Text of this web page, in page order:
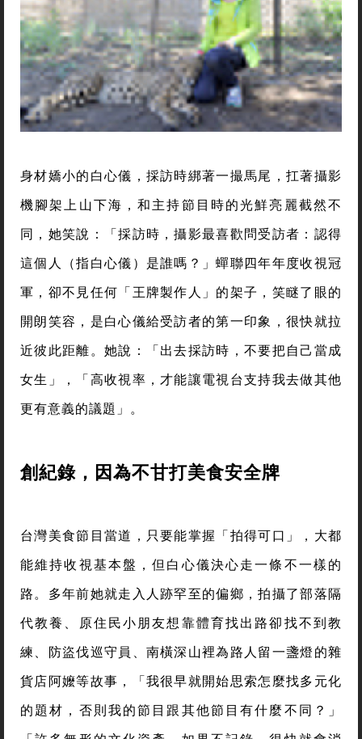
身材嬌小的白心儀，採訪時綁著一撮馬尾，扛著攝影
機腳架上山下海，和主持節目時的光鮮亮麗截然不
同，她笑說：「採訪時，攝影最喜歡問受訪者：認得
這個人（指白心儀）是誰嗎？」蟬聯四年年度收視冠
軍，卻不見任何「王牌製作人」的架子，笑瞇了眼的
開朗笑容，是白心儀給受訪者的第一印象，很快就拉
近彼此距離。她說：「出去採訪時，不要把自己當成
女生」，「高收視率，才能讓電視台支持我去做其他
更有意義的議題」。
創紀錄，因為不甘打美食安全牌
台灣美食節目當道，只要能掌握「拍得可口」，大都
能維持收視基本盤，但白心儀決心走一條不一樣的
路。多年前她就走入人跡罕至的偏鄉，拍攝了部落隔
代教養、原住民小朋友想靠體育找出路卻找不到教
練、防盜伐巡守員、南橫深山裡為路人留一盞燈的雜
貨店阿嬤等故事，「我很早就開始思索怎麼找多元化
的題材，否則我的節目跟其他節目有什麼不同？」